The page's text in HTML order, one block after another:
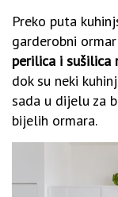
Preko puta
garderobni
perilica i sušilica
dok su neki
sada u dijelu za
bijelih ormara.